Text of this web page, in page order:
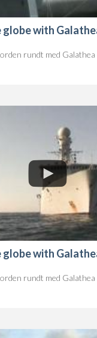
with
rundt med Galathea
with
rundt med Galathea